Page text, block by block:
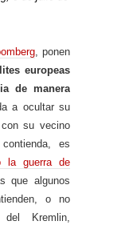
, ponen
europeas
de manera
a ocultar su
su vecino
es
la guerra de
que algunos
o no
del Kremlin,